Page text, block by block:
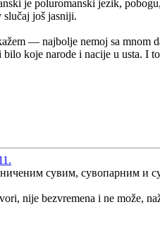
je poluromanski jezik,
još jasniji.
— najbolje nemoj sa mnom
koje narode i nacije u usta. I
сувим, сувопарним и
nije bezvremena i ne može,